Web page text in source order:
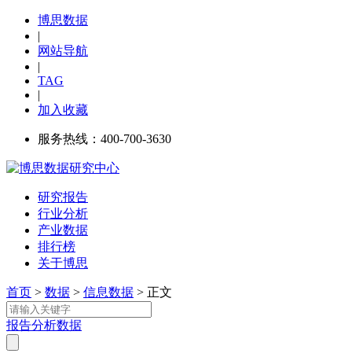
博思数据
|
网站导航
|
TAG
|
加入收藏
服务热线：400-700-3630
研究报告
行业分析
产业数据
排行榜
关于博思
首页 > 数据 > 信息数据 > 正文
报告分析数据